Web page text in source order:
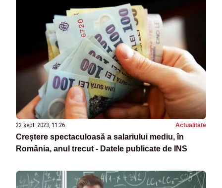
22 sept. 2023, 11:26 Actualitate
Creștere spectaculoasă a salariului mediu, în
România, anul trecut - Datele publicate de INS